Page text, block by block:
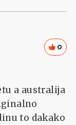
0
a australija
to dakako